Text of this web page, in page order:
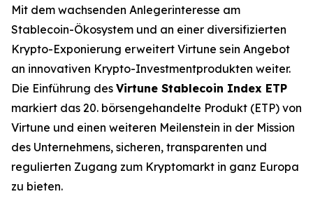
Mit dem wachsenden Anlegerinteresse am
Stablecoin-Ökosystem und an einer diversifizierten
Krypto-Exponierung erweitert Virtune sein Angebot
an innovativen Krypto-Investmentprodukten weiter.
Die Einführung des Virtune Stablecoin Index ETP
markiert das 20. börsengehandelte Produkt (ETP) von
Virtune und einen weiteren Meilenstein in der Mission
des Unternehmens, sicheren, transparenten und
regulierten Zugang zum Kryptomarkt in ganz Europa
zu bieten.